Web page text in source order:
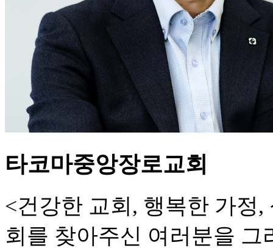
타코마중앙장로교회
<건강한 교회, 행복한 가정
회를 찾아주신 여러분을